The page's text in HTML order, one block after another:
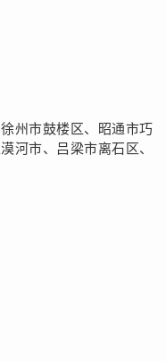
州市鼓楼区、昭通市巧
河市、吕梁市离石区、